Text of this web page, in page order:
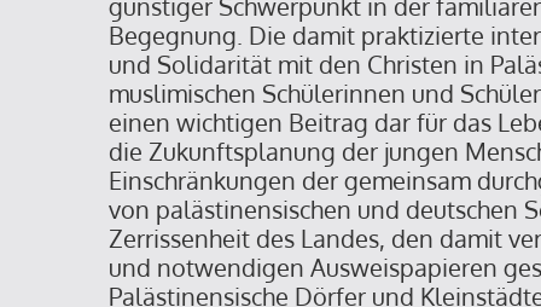
Begegnung. Die damit praktizierte
und Solidarität mit den Christen in
muslimischen Schülerinnen und
einen wichtigen Beitrag dar für das
die Zukunftsplanung der jungen
Einschränkungen der gemeinsam
von palästinensischen und deutschen
Zerrissenheit des Landes, den damit
und notwendigen Ausweispapieren
Palästinensische Dörfer und